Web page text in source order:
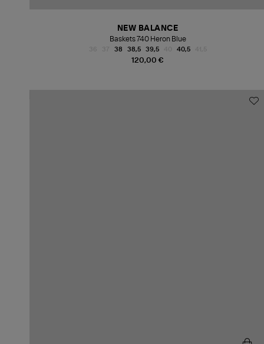
120,00 €
NEW BALANCE
Baskets 740 Heron Blue
38 38,5 39,5 40,5